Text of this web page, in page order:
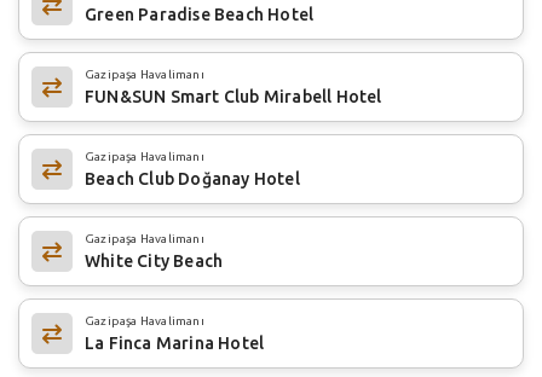
Green Paradise Beach Hotel
Gazipaşa Havalimanı
FUN&SUN Smart Club Mirabell Hotel
Gazipaşa Havalimanı
Beach Club Doğanay Hotel
Gazipaşa Havalimanı
White City Beach
Gazipaşa Havalimanı
La Finca Marina Hotel